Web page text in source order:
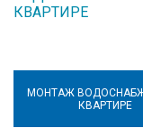
МОНТАЖ
КВАРТИРЕ